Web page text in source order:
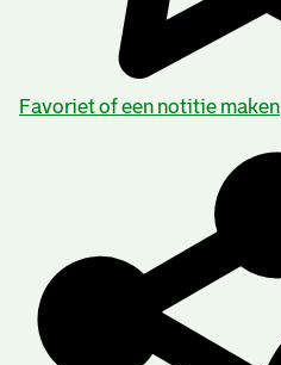
Favoriet of een notitie maken